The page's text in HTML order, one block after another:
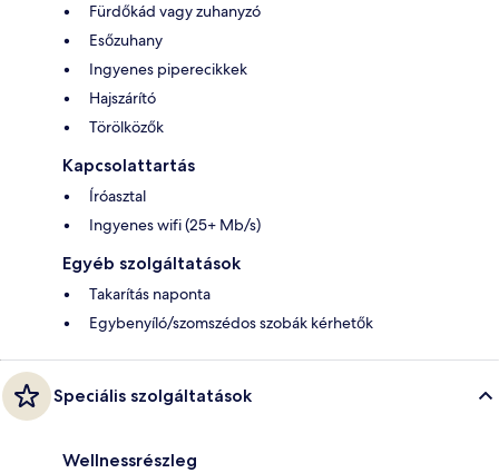
Fürdőkád vagy zuhanyzó
Esőzuhany
Ingyenes piperecikkek
Hajszárító
Törölközők
Kapcsolattartás
Íróasztal
Ingyenes wifi (25+ Mb/s)
Egyéb szolgáltatások
Takarítás naponta
Egybenyíló/szomszédos szobák kérhetők
Speciális szolgáltatások
Wellnessrészleg